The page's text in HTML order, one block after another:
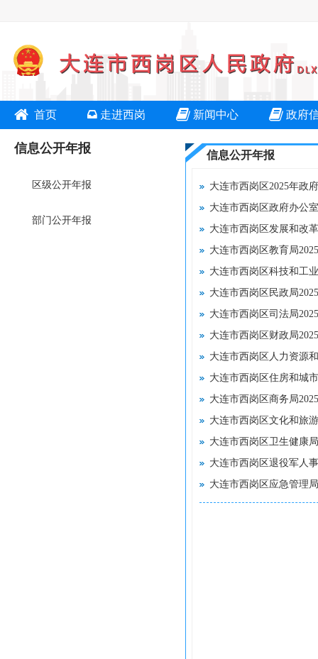
首页 走进西岗 新闻中心 政府
信息公开年报
区级公开年报
部门公开年报
信息公开年报
大连市西岗区2025年政
大连市西岗区政府办公
大连市西岗区发展和改
大连市西岗区教育局
大连市西岗区科技和工
大连市西岗区民政局
大连市西岗区司法局
大连市西岗区财政局
大连市西岗区人力资源
大连市西岗区住房和城
大连市西岗区商务局
大连市西岗区文化和旅
大连市西岗区卫生健康
大连市西岗区退役军人
大连市西岗区应急管理